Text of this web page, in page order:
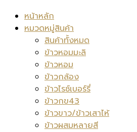
หน้าหลัก
หมวดหมู่สินค้า
สินค้าทั้งหมด
ข้าวหอมมะลิ
ข้าวหอม
ข้าวกล้อง
ข้าวไรซ์เบอร์รี่
ข้าวกข43
ข้าวขาว/ข้าวเสาไห้
ข้าวผสมหลายสี